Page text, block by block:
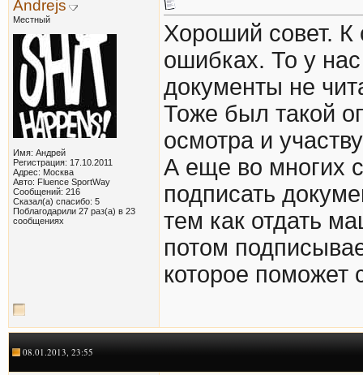
Andrejs
Местный
Имя: Андрей
Регистрация: 17.10.2011
Адрес: Москва
Авто: Fluence SportWay
Сообщений: 216
Сказал(а) спасибо: 5
Поблагодарили 27 раз(а) в 23
сообщениях
Хороший совет.
ошибках. То у
документы не
Тоже был такой
осмотра и
А еще во многих
подписать
тем как отдать
потом
которое поможет
08.01.2013, 23:55